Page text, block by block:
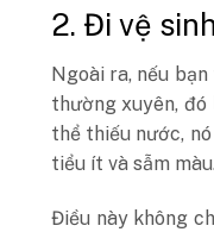
2. Đi vệ
Ngoài ra, nếu
thường xuyên,
thể thiếu nước,
tiểu ít và sẫm
Điều này không